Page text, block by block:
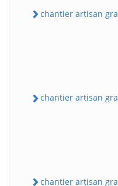
chantier artisan
chantier artisan
chantier artisan